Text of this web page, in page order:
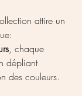
attire un
, chaque
dépliant
des couleurs.